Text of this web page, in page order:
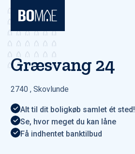
Græsvang 24
2740 ,Skovlunde
Alt til dit boligkøb samlet ét sted!
Se, hvor meget du kan låne
Få indhentet banktilbud